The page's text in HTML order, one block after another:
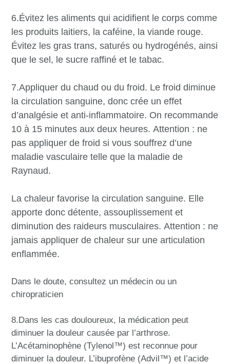
6.Évitez les aliments qui acidifient le corps comme
les produits laitiers, la caféine, la viande rouge.
Évitez les gras trans, saturés ou hydrogénés, ainsi
que le sel, le sucre raffiné et le tabac.
7.Appliquer du chaud ou du froid. Le froid diminue
la circulation sanguine, donc crée un effet
d’analgésie et anti-inflammatoire. On recommande
10 à 15 minutes aux deux heures. Attention : ne
pas appliquer de froid si vous souffrez d’une
maladie vasculaire telle que la maladie de
Raynaud.
La chaleur favorise la circulation sanguine. Elle
apporte donc détente, assouplissement et
diminution des raideurs musculaires. Attention : ne
jamais appliquer de chaleur sur une articulation
enflammée.
Dans le doute, consultez un médecin ou un
chiropraticien
8.Dans les cas douloureux, la médication peut
diminuer la douleur causée par l’arthrose.
L’Acétaminophène (Tylenol™) est reconnue pour
diminuer la douleur. L’ibuprofène (Advil™) et l’acide